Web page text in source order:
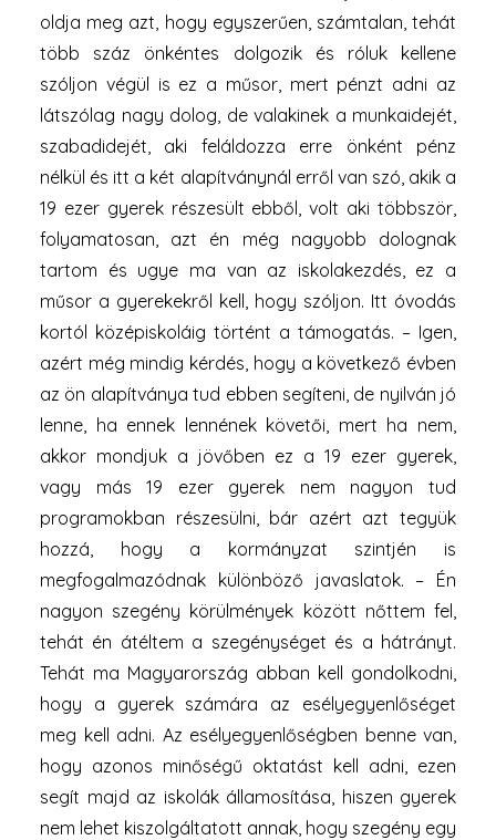
oldja meg azt, hogy egyszerűen, számtalan, tehát
több száz önkéntes dolgozik és róluk kellene
szóljon végül is ez a műsor, mert pénzt adni az
látszólag nagy dolog, de valakinek a munkaidejét,
szabadidejét, aki feláldozza erre önként pénz
nélkül és itt a két alapítványnál erről van szó, akik a
19 ezer gyerek részesült ebből, volt aki többször,
folyamatosan, azt én még nagyobb dolognak
tartom és ugye ma van az iskolakezdés, ez a
műsor a gyerekekről kell, hogy szóljon. Itt óvodás
kortól középiskoláig történt a támogatás. – Igen,
azért még mindig kérdés, hogy a következő évben
az ön alapítványa tud ebben segíteni, de nyilván jó
lenne, ha ennek lennének követői, mert ha nem,
akkor mondjuk a jövőben ez a 19 ezer gyerek,
vagy más 19 ezer gyerek nem nagyon tud
programokban részesülni, bár azért azt tegyük
hozzá, hogy a kormányzat szintjén is
megfogalmazódnak különböző javaslatok. – Én
nagyon szegény körülmények között nőttem fel,
tehát én átéltem a szegénységet és a hátrányt.
Tehát ma Magyarország abban kell gondolkodni,
hogy a gyerek számára az esélyegyenlőséget
meg kell adni. Az esélyegyenlőségben benne van,
hogy azonos minőségű oktatást kell adni, ezen
segít majd az iskolák államosítása, hiszen gyerek
nem lehet kiszolgáltatott annak, hogy szegény egy